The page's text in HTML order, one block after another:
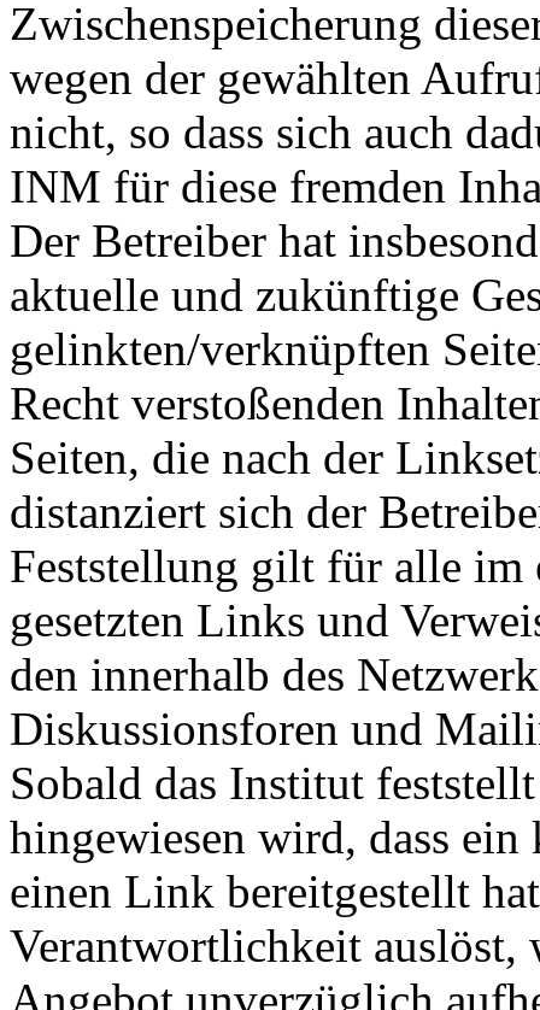
Zwischenspeicherung
wegen der gewählten
nicht, so dass sich auch
INM für diese fremden
Der Betreiber hat
aktuelle und zukünftige
gelinkten/verknüpften
Recht verstoßenden
Seiten, die nach der
distanziert sich der
Feststellung gilt für alle im
gesetzten Links und
den innerhalb des
Diskussionsforen und
Sobald das Institut
hingewiesen wird, dass ein
einen Link bereitgestellt
Verantwortlichkeit auslöst,
Angebot unverzüglich